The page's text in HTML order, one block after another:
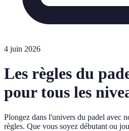
4 juin 2026
Les règles du
pour tous les
Plongez dans l'univers du padel avec
règles. Que vous soyez débutant ou